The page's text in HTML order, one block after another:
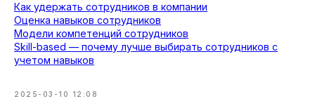
Как удержать сотрудников в компании
Оценка навыков сотрудников
Модели компетенций сотрудников
Skill-based — почему лучше выбирать сотрудников с
учетом навыков
2025-03-10 12:08
Вернуться на сайт